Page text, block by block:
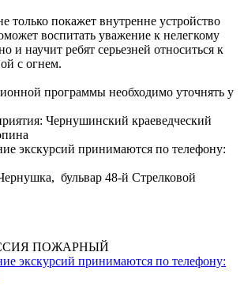
только покажет внутренне устройство
воспитать уважение к нелегкому
и научит ребят серьезней относиться к
с огнем.
программы необходимо уточнять у
Чернушинский краеведческий
экскурсий принимаются по телефону:
бульвар 48-й Стрелковой
ПОЖАРНЫЙ
экскурсий принимаются по телефону: